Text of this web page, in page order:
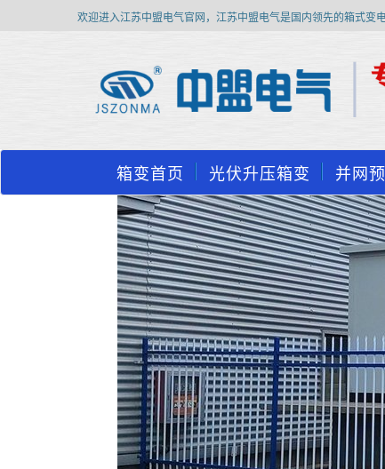
欢迎进入江苏中盟电气官网，江苏中盟电气是国内领先的箱式变电
箱变首页 光伏升压箱变 并网